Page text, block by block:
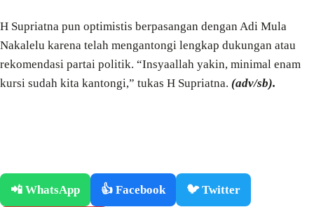
H Supriatna pun optimistis berpasangan dengan Adi Mula
Nakalelu karena telah mengantongi lengkap dukungan atau
rekomendasi partai politik. “Insyaallah yakin, minimal enam
kursi sudah kita kantongi,” tukas H Supriatna. (adv/sb).
📲 WhatsApp 👍 Facebook 🐦 Twitter